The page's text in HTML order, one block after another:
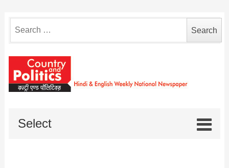
for:
Select